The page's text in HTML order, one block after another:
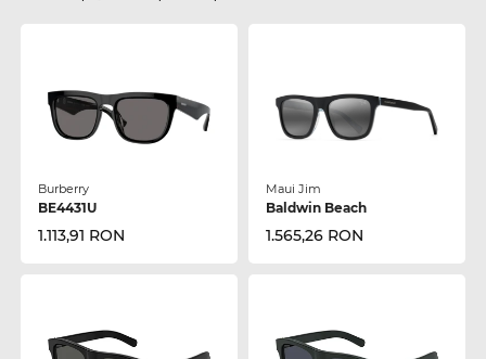
Burberry
BE4431U
1.113,91 RON
Maui Jim
Baldwin Beach
1.565,26 RON